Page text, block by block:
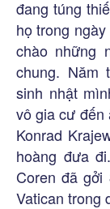
đang túng
họ trong
chào những
chung. Năm
sinh nhật
vô gia cư
Konrad
hoàng đưa
Coren đã
Vatican trong